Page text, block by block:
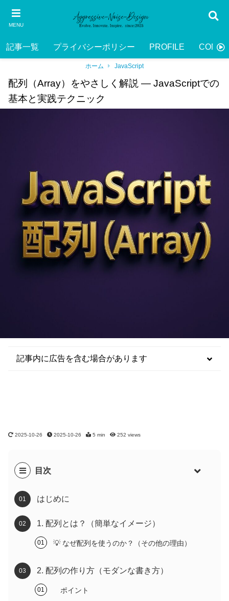
MENU
記事一覧 プライバシーポリシー PROFILE
ホーム JavaScript
配列（Array）をやさしく解説 — JavaScriptでの
基本と実践テクニック
2025-10-26 2025-10-26 5 min 252 views
記事内に広告を含む場合があります
目次
はじめに
1. 配列とは？（簡単なイメージ）
💡 なぜ配列を使うのか？（その他の理由）
2. 配列の作り方（モダンな書き方）
ポイント